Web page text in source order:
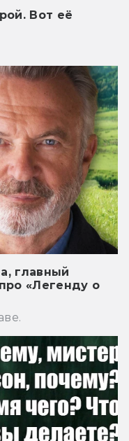
Вот её
главный
«Легенду о